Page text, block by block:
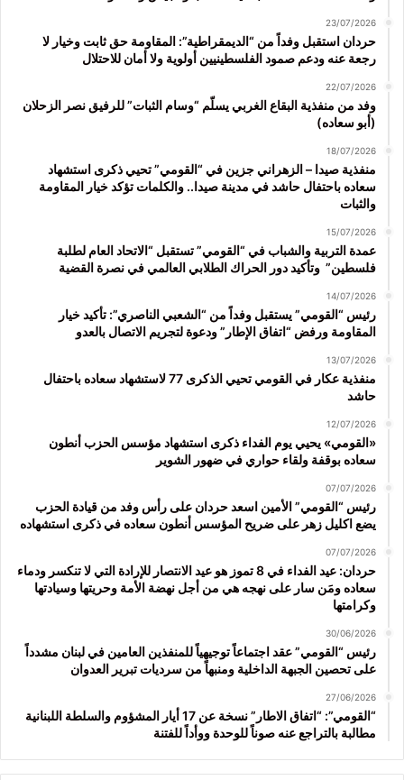
23/07/2026
حردان استقبل وفداً من “الديمقراطية”: المقاومة حق ثابت وخيار لا
رجعة عنه ودعم صمود الفلسطينيين أولوية ولا أمان للاحتلال
22/07/2026
وفد من منفذية البقاع الغربي يسلّم “وسام الثبات” للرفيق نصر الزحلان
(أبو سعاده)
18/07/2026
منفذية صيدا – الزهراني جزين في “القومي” تحيي ذكرى استشهاد
سعاده باحتفال حاشد في مدينة صيدا.. والكلمات تؤكد خيار المقاومة
والثبات
15/07/2026
عمدة التربية والشباب في “القومي” تستقبل “الاتحاد العام لطلبة
فلسطين” وتأكيد دور الحراك الطلابي العالمي في نصرة القضية
14/07/2026
رئيس “القومي” يستقبل وفداً من “الشعبي الناصري”: تأكيد خيار
المقاومة ورفض “اتفاق الإطار” ودعوة لتجريم الاتصال بالعدو
13/07/2026
منفذية عكار في القومي تحيي الذكرى 77 لاستشهاد سعاده باحتفال
حاشد
12/07/2026
«القومي» يحيي يوم الفداء ذكرى استشهاد مؤسس الحزب أنطون
سعاده بوقفة ولقاء حواري في ضهور الشوير
07/07/2026
رئيس “القومي” الأمين اسعد حردان على رأس وفد من قيادة الحزب
يضع اكليل زهر على ضريح المؤسس أنطون سعاده في ذكرى استشهاده
07/07/2026
حردان: عيد الفداء في 8 تموز هو عيد الانتصار للإرادة التي لا تنكسر ودماء
سعاده ومَن سار على نهجه هي من أجل نهضة الأمة وحريتها وسيادتها
وكرامتها
30/06/2026
رئيس “القومي” عقد اجتماعاً توجيهياً للمنفذين العامين في لبنان مشدداً
على تحصين الجبهة الداخلية ومنبهاً من سرديات تبرير العدوان
27/06/2026
“القومي”: “اتفاق الاطار” نسخة عن 17 أيار المشؤوم والسلطة اللبنانية
مطالبة بالتراجع عنه صوناً للوحدة ووأداً للفتنة